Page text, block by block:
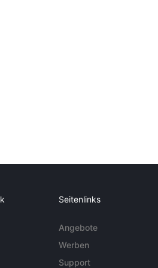
Seitenlinks
Angebote
Werben
Support